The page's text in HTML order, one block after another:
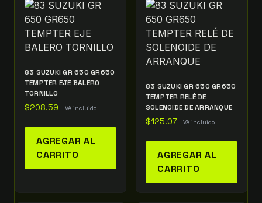
83 SUZUKI GR 650 GR650
TEMPTER EJE BALERO
TORNILLO
$208.59 IVA incluido
AGREGAR AL
CARRITO
83 SUZUKI GR 650 GR650
TEMPTER RELÉ DE
SOLENOIDE DE ARRANQUE
$125.07 IVA incluido
AGREGAR AL
CARRITO